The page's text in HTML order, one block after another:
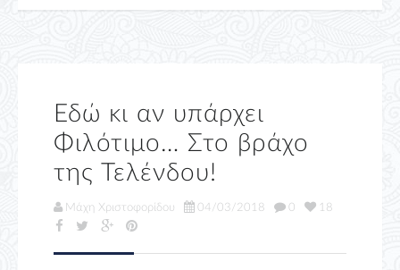
Εδώ κι αν υπάρχει
Φιλότιμο… Στο βράχο
της Τελένδου!
Μάχη Χριστοφορίδου 04/03/2018 0 18